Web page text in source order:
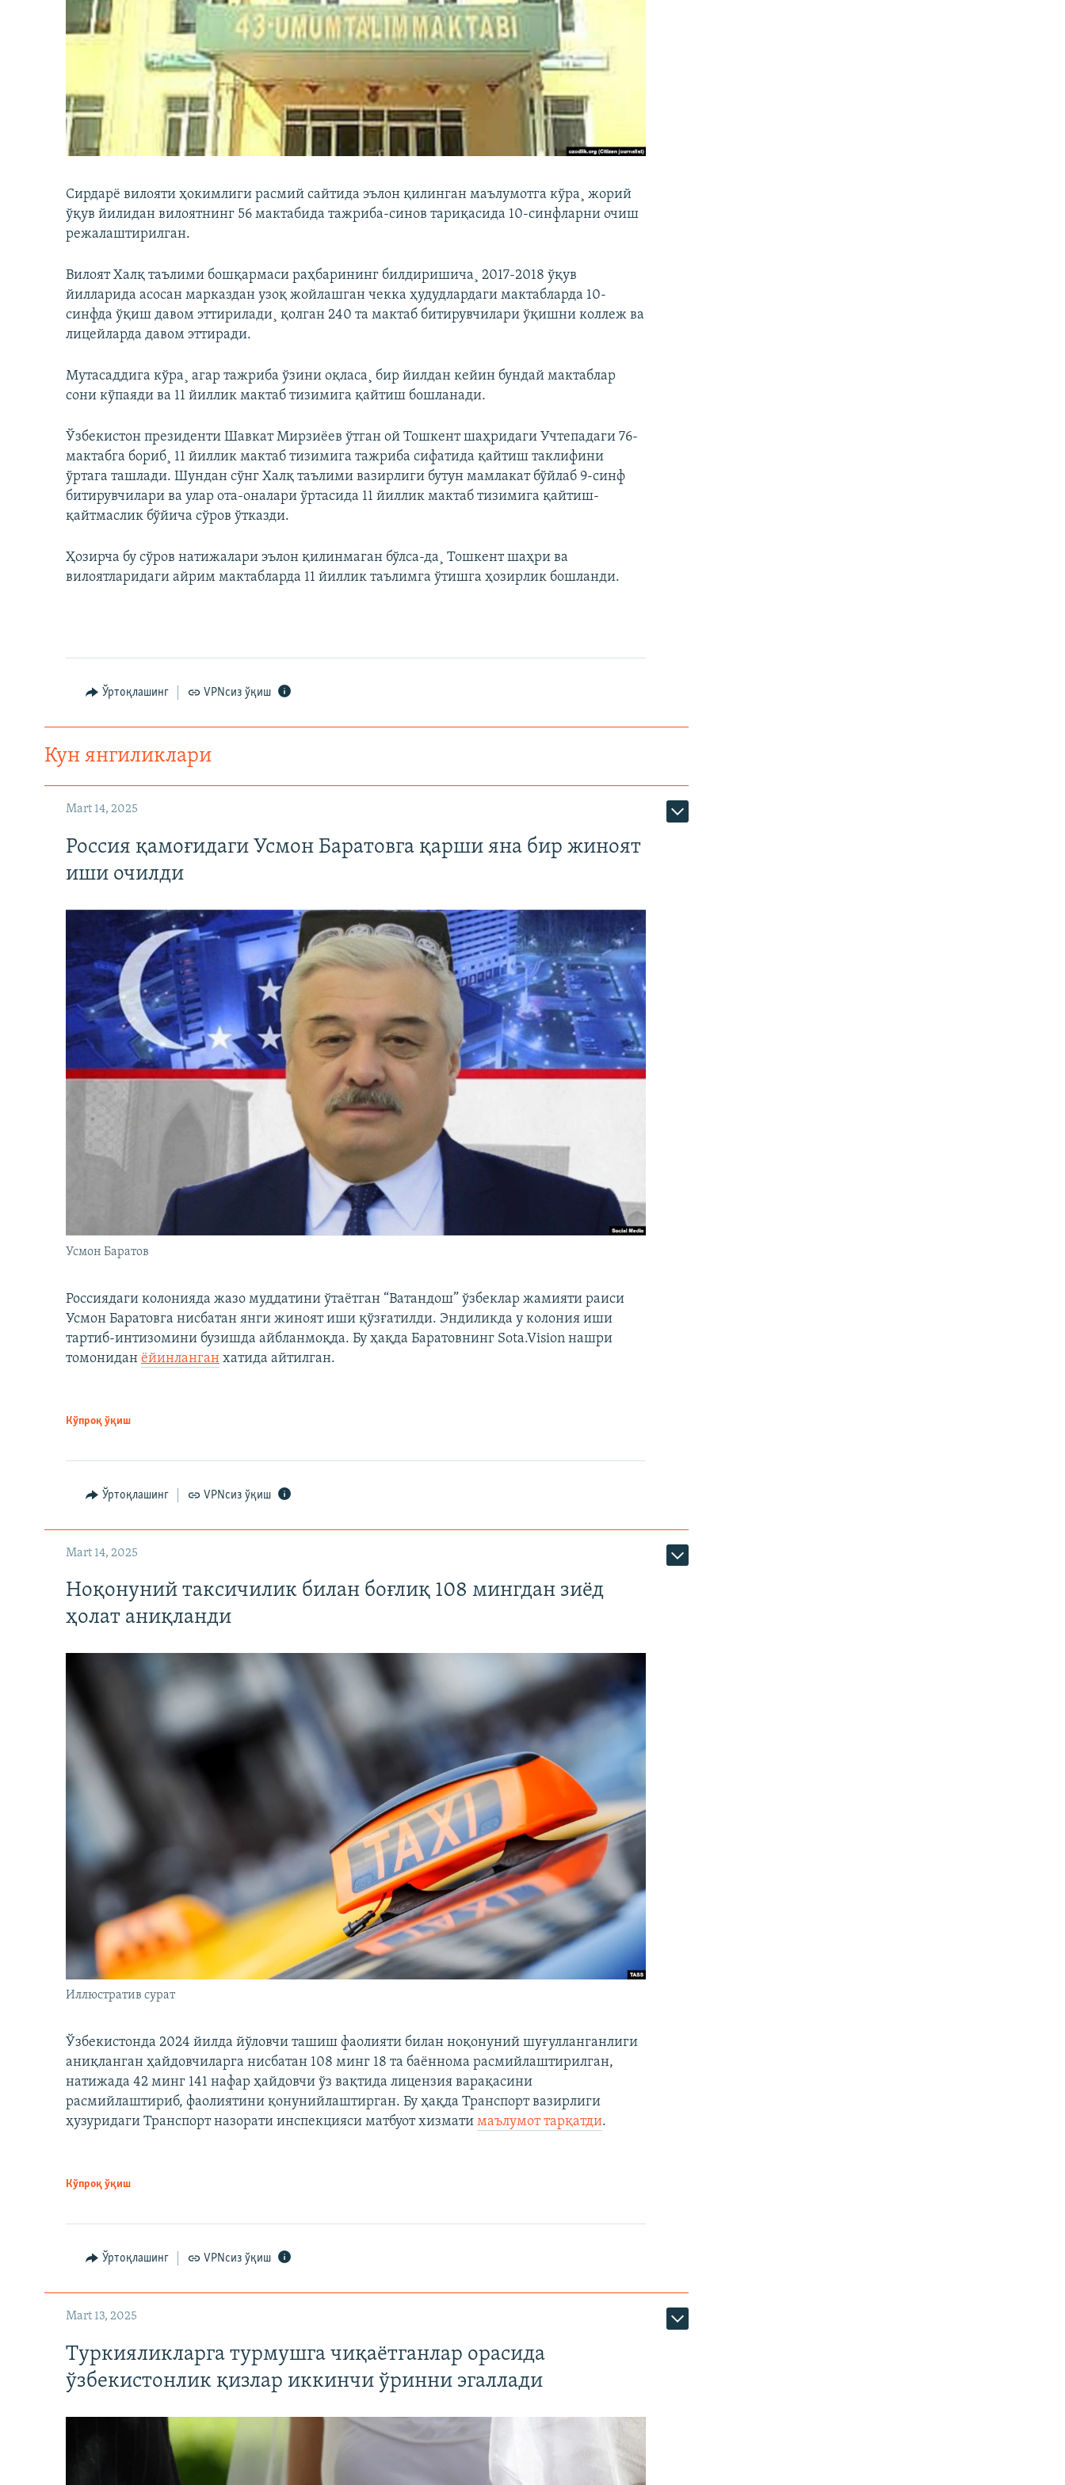
Сирдарë вилояти ҳокимлиги расмий сайтида эълон қилинган маълумотга кўра¸ жорий
ўқув йилидан вилоятнинг 56 мактабида тажриба-синов тариқасида 10-синфларни очиш
режалаштирилган.
Вилоят Халқ таълими бошқармаси раҳбарининг билдиришича¸ 2017-2018 ўқув
йилларида асосан марказдан узоқ жойлашган чекка ҳудудлардаги мактабларда 10-
синфда ўқиш давом эттирилади¸ қолган 240 та мактаб битирувчилари ўқишни коллеж ва
лицейларда давом эттиради.
Мутасаддига кўра¸ агар тажриба ўзини оқласа¸ бир йилдан кейин бундай мактаблар
сони кўпаяди ва 11 йиллик мактаб тизимига қайтиш бошланади.
Ўзбекистон президенти Шавкат Мирзиëев ўтган ой Тошкент шаҳридаги Учтепадаги 76-
мактабга бориб¸ 11 йиллик мактаб тизимига тажриба сифатида қайтиш таклифини
ўртага ташлади. Шундан сўнг Халқ таълими вазирлиги бутун мамлакат бўйлаб 9-синф
битирувчилари ва улар ота-оналари ўртасида 11 йиллик мактаб тизимига қайтиш-
қайтмаслик бўйича сўров ўтказди.
Ҳозирча бу сўров натижалари эълон қилинмаган бўлса-да¸ Тошкент шаҳри ва
вилоятларидаги айрим мактабларда 11 йиллик таълимга ўтишга ҳозирлик бошланди.
Ўртоқлашинг VPNсиз ўқиш
Кун янгиликлари
Mart 14, 2025
Россия қамоғидаги Усмон Баратовга қарши яна бир жиноят
иши очилди
Усмон Баратов
Россиядаги колонияда жазо муддатини ўтаётган “Ватандош” ўзбеклар жамияти раиси
Усмон Баратовга нисбатан янги жиноят иши қўзғатилди. Эндиликда у колония иши
тартиб-интизомини бузишда айбланмоқда. Бу ҳақда Баратовнинг Sota.Vision нашри
томонидан ёйинланган хатида айтилган.
Кўпроқ ўқиш
Ўртоқлашинг VPNсиз ўқиш
Mart 14, 2025
Ноқонуний таксичилик билан боғлиқ 108 мингдан зиёд
ҳолат аниқланди
Иллюстратив сурат
Ўзбекистонда 2024 йилда йўловчи ташиш фаолияти билан ноқонуний шуғулланганлиги
аниқланган ҳайдовчиларга нисбатан 108 минг 18 та баённома расмийлаштирилган,
натижада 42 минг 141 нафар ҳайдовчи ўз вақтида лицензия варақасини
расмийлаштириб, фаолиятини қонунийлаштирган. Бу ҳақда Транспорт вазирлиги
ҳузуридаги Транспорт назорати инспекцияси матбуот хизмати маълумот тарқатди.
Кўпроқ ўқиш
Ўртоқлашинг VPNсиз ўқиш
Mart 13, 2025
Туркияликларга турмушга чиқаётганлар орасида
ўзбекистонлик қизлар иккинчи ўринни эгаллади